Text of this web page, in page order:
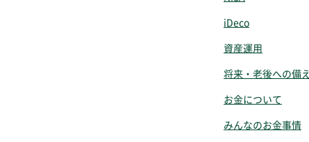
iDeco
資産運用
将来・老後への備え
お金について
みんなのお金事情